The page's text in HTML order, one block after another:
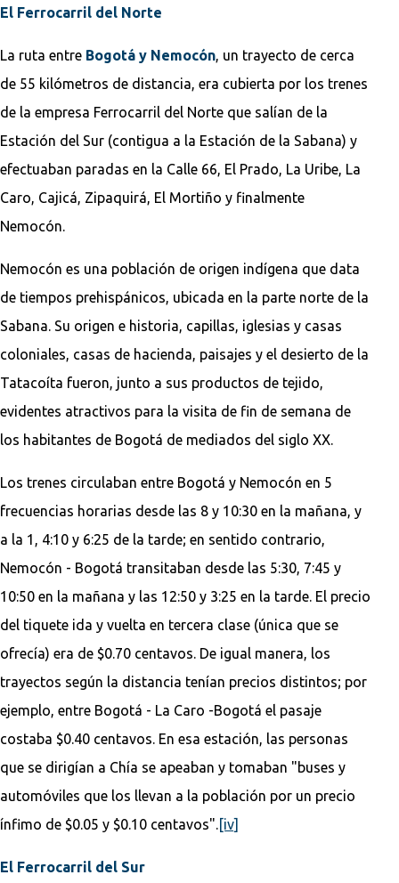
El Ferrocarril del Norte
La ruta entre Bogotá y Nemocón, un trayecto de cerca
de 55 kilómetros de distancia, era cubierta por los trenes
de la empresa Ferrocarril del Norte que salían de la
Estación del Sur (contigua a la Estación de la Sabana) y
efectuaban paradas en la Calle 66, El Prado, La Uribe, La
Caro, Cajicá, Zipaquirá, El Mortiño y finalmente
Nemocón.
Nemocón es una población de origen indígena que data
de tiempos prehispánicos, ubicada en la parte norte de la
Sabana. Su origen e historia, capillas, iglesias y casas
coloniales, casas de hacienda, paisajes y el desierto de la
Tatacoíta fueron, junto a sus productos de tejido,
evidentes atractivos para la visita de fin de semana de
los habitantes de Bogotá de mediados del siglo XX.
Los trenes circulaban entre Bogotá y Nemocón en 5
frecuencias horarias desde las 8 y 10:30 en la mañana, y
a la 1, 4:10 y 6:25 de la tarde; en sentido contrario,
Nemocón - Bogotá transitaban desde las 5:30, 7:45 y
10:50 en la mañana y las 12:50 y 3:25 en la tarde. El precio
del tiquete ida y vuelta en tercera clase (única que se
ofrecía) era de $0.70 centavos. De igual manera, los
trayectos según la distancia tenían precios distintos; por
ejemplo, entre Bogotá - La Caro -Bogotá el pasaje
costaba $0.40 centavos. En esa estación, las personas
que se dirigían a Chía se apeaban y tomaban "buses y
automóviles que los llevan a la población por un precio
ínfimo de $0.05 y $0.10 centavos".[iv]
El Ferrocarril del Sur